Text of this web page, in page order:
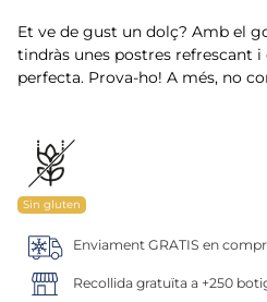
Et ve de gust un dolç? Amb el
tindràs unes postres refrescant
perfecta. Prova-ho! A més, no
Sin gluten
Enviament GRATIS en
Recollida gratuïta a +250
preparado paella
6. pan bao
8. helados polos
9. calamar sirena
10. salmó premium